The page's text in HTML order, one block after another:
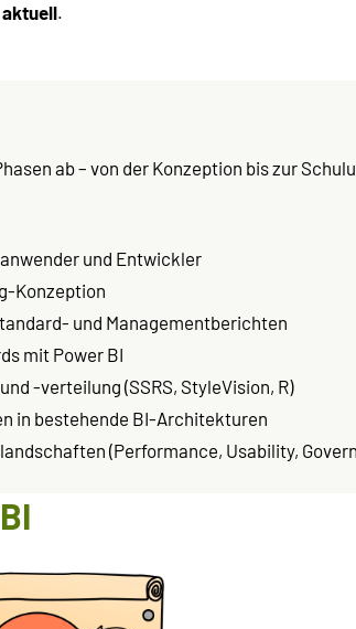
.
ab – von der Konzeption bis zur
und Entwickler
Konzeption
und Managementberichten
mit Power BI
-verteilung (SSRS, StyleVision, R)
in bestehende BI-Architekturen
(Performance, Usability,